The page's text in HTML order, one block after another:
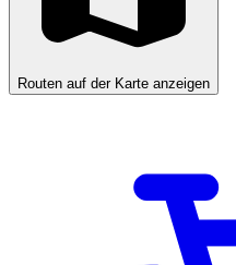
Routen auf der Karte anzeigen